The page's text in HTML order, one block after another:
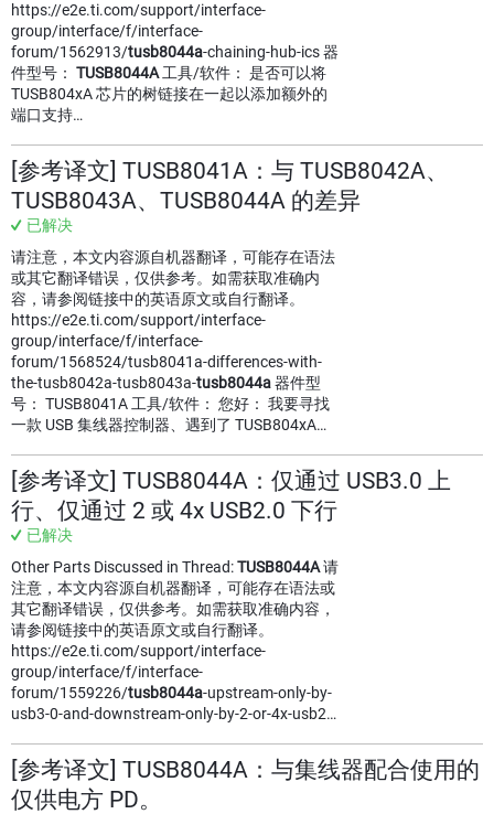
https://e2e.ti.com/support/interface-
group/interface/f/interface-
forum/1562913/tusb8044a-chaining-hub-ics 器
件型号： TUSB8044A 工具/软件： 是否可以将
TUSB804xA 芯片的树链接在一起以添加额外的
端口支持…
[参考译文] TUSB8041A：与 TUSB8042A、
TUSB8043A、TUSB8044A 的差异
已解决
请注意，本文内容源自机器翻译，可能存在语法
或其它翻译错误，仅供参考。如需获取准确内
容，请参阅链接中的英语原文或自行翻译。
https://e2e.ti.com/support/interface-
group/interface/f/interface-
forum/1568524/tusb8041a-differences-with-
the-tusb8042a-tusb8043a-tusb8044a器件型
号： TUSB8041A 工具/软件： 您好： 我要寻找
一款 USB 集线器控制器、遇到了 TUSB804xA…
[参考译文] TUSB8044A：仅通过 USB3.0 上
行、仅通过 2 或 4x USB2.0 下行
已解决
Other Parts Discussed in Thread:TUSB8044A请
注意，本文内容源自机器翻译，可能存在语法或
其它翻译错误，仅供参考。如需获取准确内容，
请参阅链接中的英语原文或自行翻译。
https://e2e.ti.com/support/interface-
group/interface/f/interface-
forum/1559226/tusb8044a-upstream-only-by-
usb3-0-and-downstream-only-by-2-or-4x-usb2…
[参考译文] TUSB8044A：与集线器配合使用的
仅供电方 PD。